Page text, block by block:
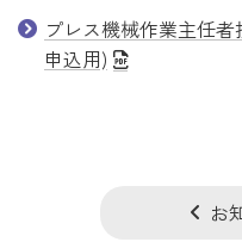
プレス機械作業主任
申込用)
お